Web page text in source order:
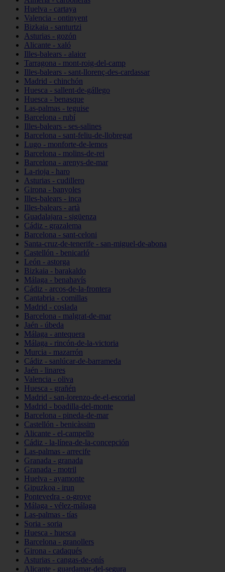
Huelva - cartaya
Valencia - ontinyent
Bizkaia - santurtzi
Asturias - gozón
Alicante - xaló
Illes-balears - alaior
Tarragona - mont-roig-del-camp
Illes-balears - sant-llorenç-des-cardassar
Madrid - chinchón
Huesca - sallent-de-gállego
Huesca - benasque
Las-palmas - teguise
Barcelona - rubí
Illes-balears - ses-salines
Barcelona - sant-feliu-de-llobregat
Lugo - monforte-de-lemos
Barcelona - molins-de-rei
Barcelona - arenys-de-mar
La-rioja - haro
Asturias - cudillero
Girona - banyoles
Illes-balears - inca
Illes-balears - artà
Guadalajara - sigüenza
Cádiz - grazalema
Barcelona - sant-celoni
Santa-cruz-de-tenerife - san-miguel-de-abona
Castellón - benicarló
León - astorga
Bizkaia - barakaldo
Málaga - benahavís
Cádiz - arcos-de-la-frontera
Cantabria - comillas
Madrid - coslada
Barcelona - malgrat-de-mar
Jaén - úbeda
Málaga - antequera
Málaga - rincón-de-la-victoria
Murcia - mazarrón
Cádiz - sanlúcar-de-barrameda
Jaén - linares
Valencia - oliva
Huesca - grañén
Madrid - san-lorenzo-de-el-escorial
Madrid - boadilla-del-monte
Barcelona - pineda-de-mar
Castellón - benicàssim
Alicante - el-campello
Cádiz - la-línea-de-la-concepción
Las-palmas - arrecife
Granada - granada
Granada - motril
Huelva - ayamonte
Gipuzkoa - irun
Pontevedra - o-grove
Málaga - vélez-málaga
Las-palmas - tías
Soria - soria
Huesca - huesca
Barcelona - granollers
Girona - cadaqués
Asturias - cangas-de-onís
Alicante - guardamar-del-segura